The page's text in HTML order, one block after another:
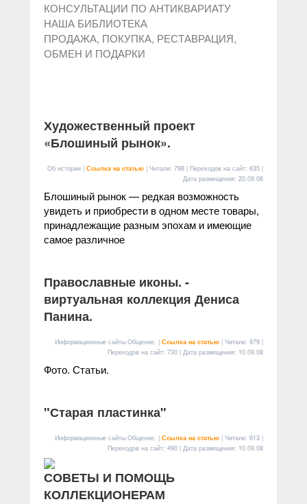
КОНСУЛЬТАЦИИ ПО АНТИКВАРИАТУ
НАША БИБЛИОТЕКА
ПРОДАЖА, ПОКУПКА, РЕСТАВРАЦИЯ,
ОБМЕН И ПОДАРКИ
Художественный проект
«Блошиный рынок».
Об истории | Ссылка на статью | Читали: 798 | Переходов на сайт: 635 |
Дата размещения: 20.09.08
Блошиный рынок — редкая возможность
увидеть и приобрести в одном месте товары,
принадлежащие разным эпохам и имеющие
самое различное
Православные иконы. -
виртуальная коллекция Дениса
Панина.
Информационные сайты.Общение. | Ссылка на статью | Читали: 979 |
Переходов на сайт: 730 | Дата размещения: 10.09.08
Фото. Статьи.
"Старая пластинка"
Информационные сайты.Общение. | Ссылка на статью | Читали: 613 |
Переходов на сайт: 490 | Дата размещения: 10.09.08
СОВЕТЫ И ПОМОЩЬ
КОЛЛЕКЦИОНЕРАМ